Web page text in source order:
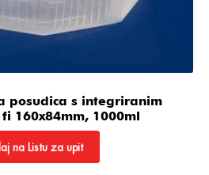
posudica s integriranim
160x84mm, 1000ml
na Listu za upit